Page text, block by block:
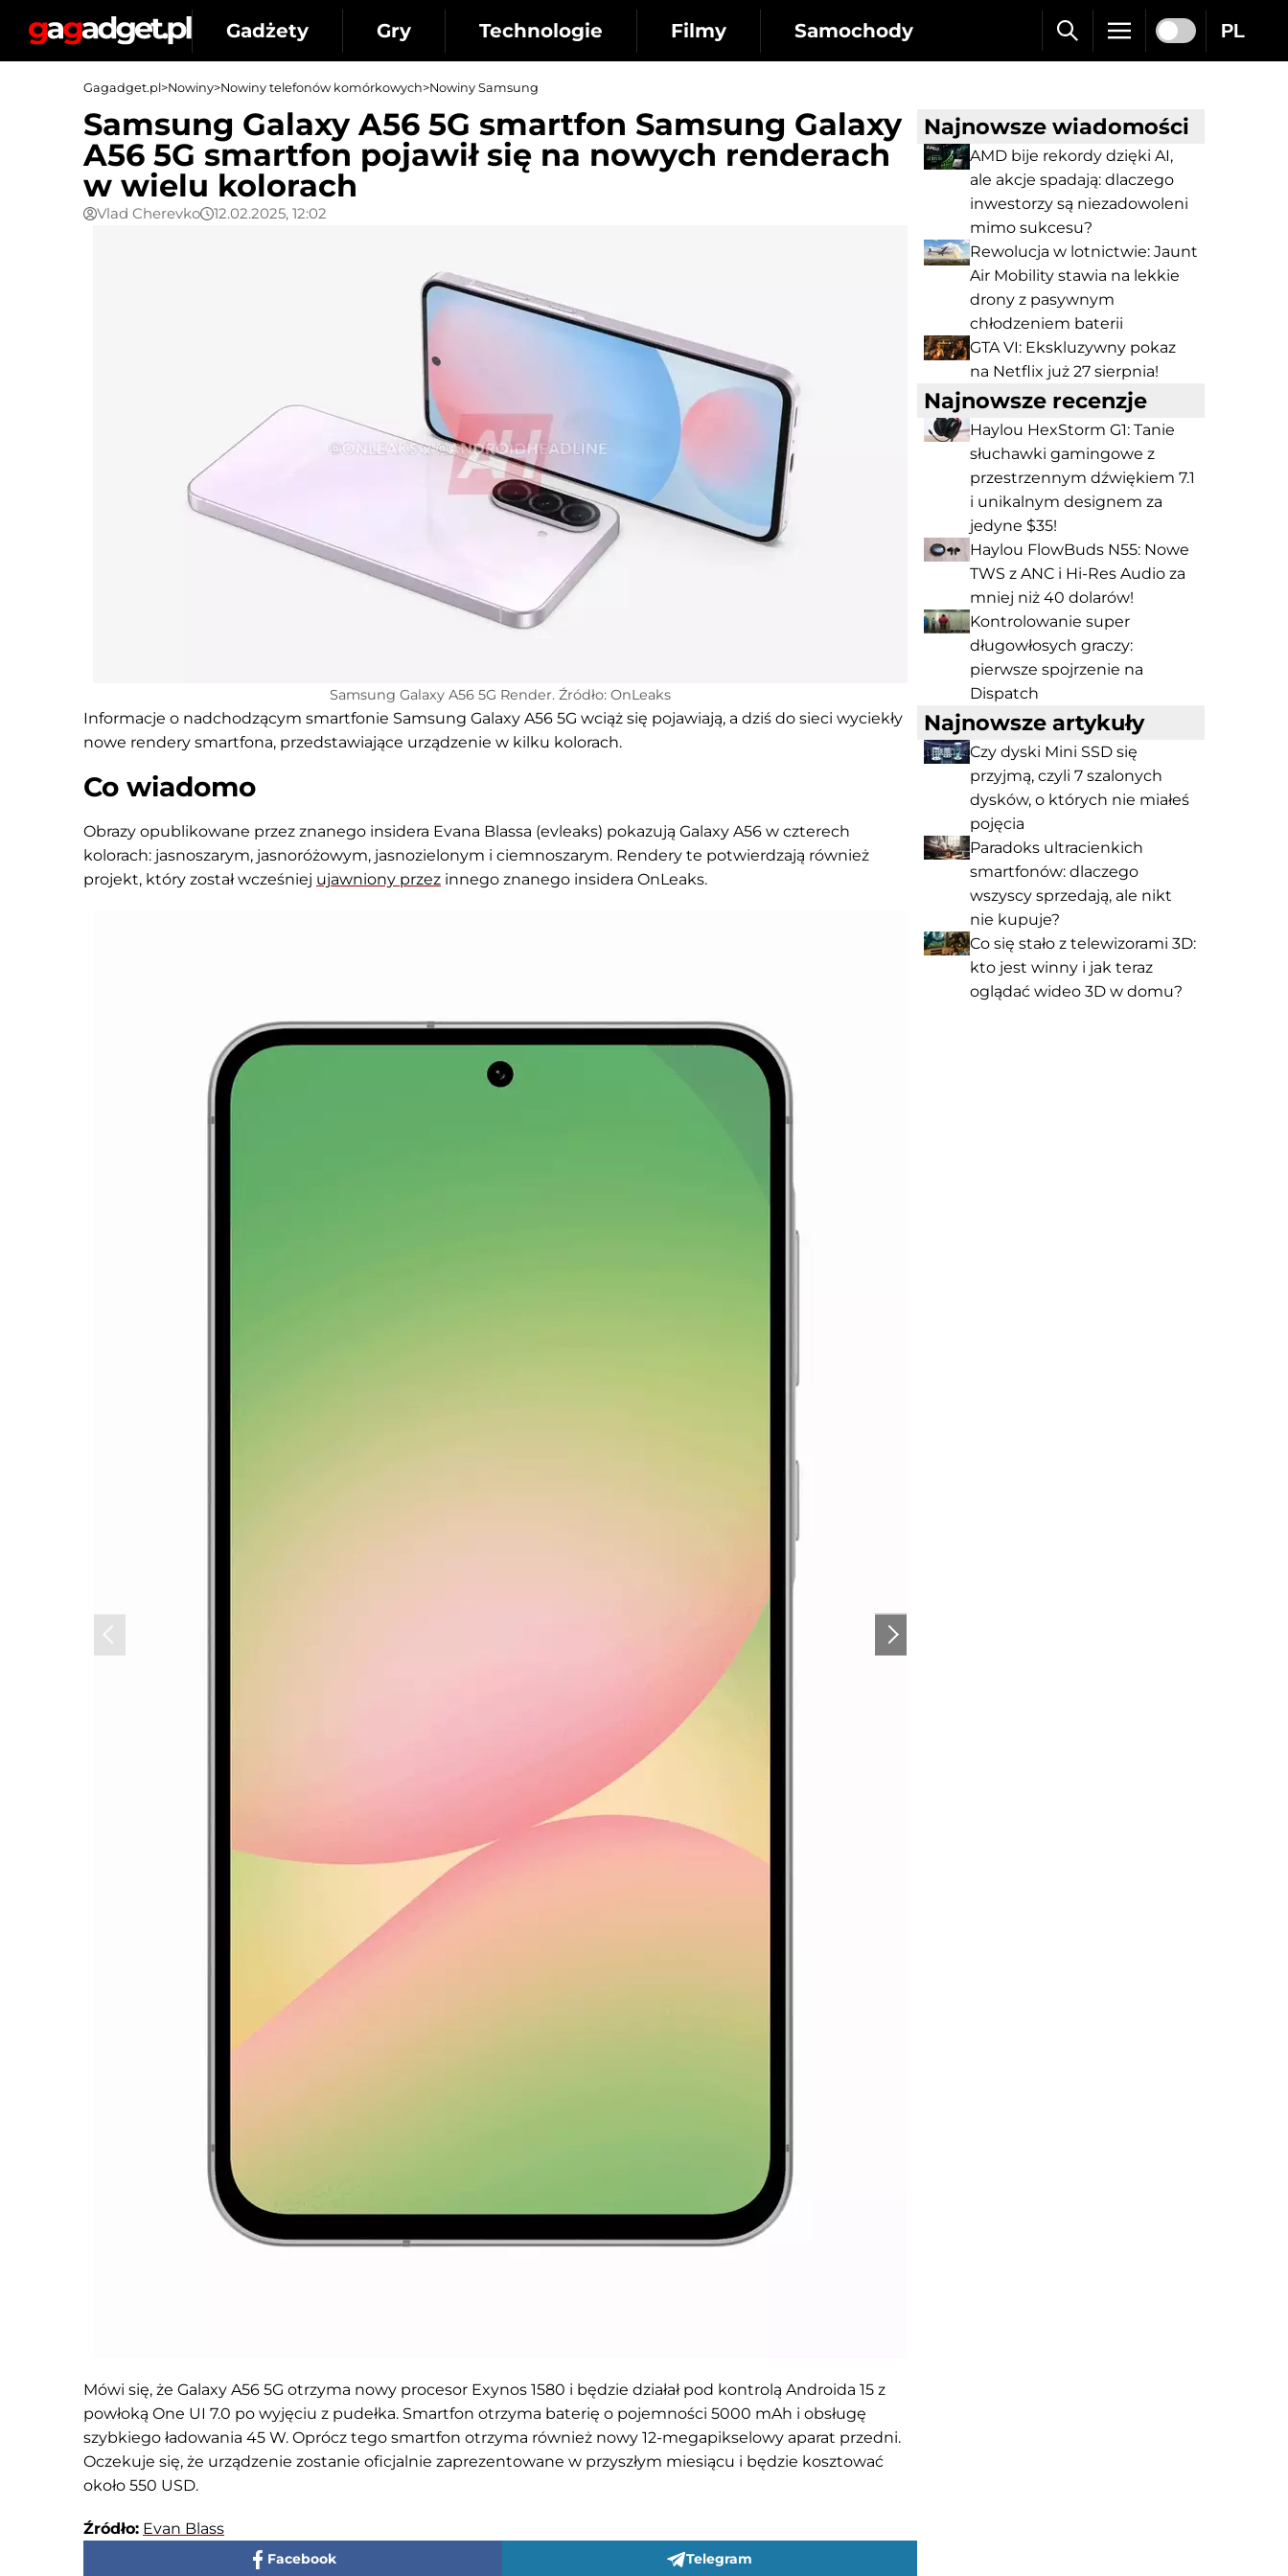
Gadżety Gry Technologie Filmy Samochody PL
Gagadget.pl>Nowiny>Nowiny telefonów komórkowych>Nowiny Samsung
Samsung Galaxy A56 5G smartfon Samsung Galaxy
A56 5G smartfon pojawił się na nowych renderach
w wielu kolorach
Vlad Cherevko 12.02.2025, 12:02
Samsung Galaxy A56 5G Render. Źródło: OnLeaks
Informacje o nadchodzącym smartfonie Samsung Galaxy A56 5G wciąż się pojawiają, a dziś do sieci wyciekły
nowe rendery smartfona, przedstawiające urządzenie w kilku kolorach.
Co wiadomo
Obrazy opublikowane przez znanego insidera Evana Blassa (evleaks) pokazują Galaxy A56 w czterech
kolorach: jasnoszarym, jasnoróżowym, jasnozielonym i ciemnoszarym. Rendery te potwierdzają również
projekt, który został wcześniej ujawniony przez innego znanego insidera OnLeaks.
Mówi się, że Galaxy A56 5G otrzyma nowy procesor Exynos 1580 i będzie działał pod kontrolą Androida 15 z
powłoką One UI 7.0 po wyjęciu z pudełka. Smartfon otrzyma baterię o pojemności 5000 mAh i obsługę
szybkiego ładowania 45 W. Oprócz tego smartfon otrzyma również nowy 12-megapikselowy aparat przedni.
Oczekuje się, że urządzenie zostanie oficjalnie zaprezentowane w przyszłym miesiącu i będzie kosztować
około 550 USD.
Źródło: Evan Blass
Facebook Telegram
Najnowsze wiadomości
AMD bije rekordy dzięki AI,
ale akcje spadają: dlaczego
inwestorzy są niezadowoleni
mimo sukcesu?
Rewolucja w lotnictwie: Jaunt
Air Mobility stawia na lekkie
drony z pasywnym
chłodzeniem baterii
GTA VI: Ekskluzywny pokaz
na Netflix już 27 sierpnia!
Najnowsze recenzje
Haylou HexStorm G1: Tanie
słuchawki gamingowe z
przestrzennym dźwiękiem 7.1
i unikalnym designem za
jedyne $35!
Haylou FlowBuds N55: Nowe
TWS z ANC i Hi-Res Audio za
mniej niż 40 dolarów!
Kontrolowanie super
długowłosych graczy:
pierwsze spojrzenie na
Dispatch
Najnowsze artykuły
Czy dyski Mini SSD się
przyjmą, czyli 7 szalonych
dysków, o których nie miałeś
pojęcia
Paradoks ultracienkich
smartfonów: dlaczego
wszyscy sprzedają, ale nikt
nie kupuje?
Co się stało z telewizorami 3D:
kto jest winny i jak teraz
oglądać wideo 3D w domu?